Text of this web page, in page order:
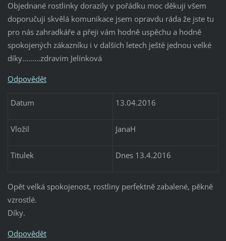
Objednané rostlinky dorazily v pořádku moc děkuji všem
doporučuji skvělá komunikace jsem opravdu ráda že jste tu
pro nás zahradkáře a přeji vám hodně uspěchu a hodně
spokojených zákazníku i v dalších letech ještě jednou velké
díky.........zdravím Jelínková
Odpovědět
Datum 13.04.2016
Vložil JanaH
Titulek Dnes 13.4.2016
Opět velká spokojenost, rostliny perfektně zabalené, pěkně
vzrostlé.
Díky.
Odpovědět